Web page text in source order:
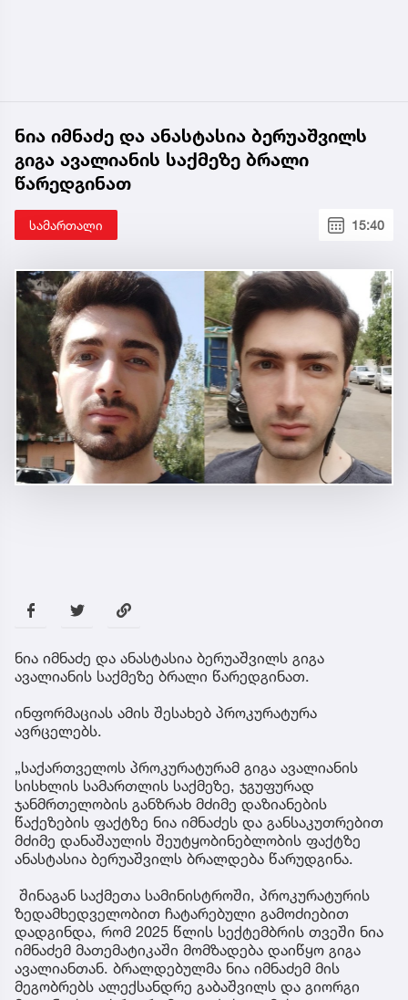
ნია იმნაძე და ანასტასია ბერუაშვილს
გიგა ავალიანის საქმეზე ბრალი
წარედგინათ
სამართალი 15:40
ნია იმნაძე და ანასტასია ბერუაშვილს გიგა
ავალიანის საქმეზე ბრალი წარედგინათ.
ინფორმაციას ამის შესახებ პროკურატურა
ავრცელებს.
„საქართველოს პროკურატურამ გიგა ავალიანის
სისხლის სამართლის საქმეზე, ჯგუფურად
ჯანმრთელობის განზრახ მძიმე დაზიანების
წაქეზების ფაქტზე ნია იმნაძეს და განსაკუთრებით
მძიმე დანაშაულის შეუტყობინებლობის ფაქტზე
ანასტასია ბერუაშვილს ბრალდება წარუდგინა.
შინაგან საქმეთა სამინისტროში, პროკურატურის
ზედამხედველობით ჩატარებული გამოძიებით
დადგინდა, რომ 2025 წლის სექტემბრის თვეში ნია
იმნაძემ მათემატიკაში მომზადება დაიწყო გიგა
ავალიანთან. ბრალდებულმა ნია იმნაძემ მის
მეგობრებს ალექსანდრე გაბაშვილს და გიორგი